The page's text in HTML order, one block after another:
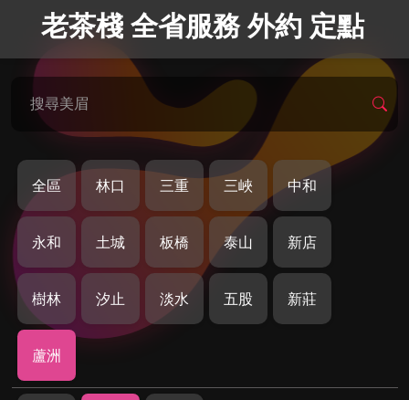
老茶棧 全省服務 外約 定點
搜尋美眉
全區 林口 三重 三峽 中和
永和 土城 板橋 泰山 新店
樹林 汐止 淡水 五股 新莊
蘆洲